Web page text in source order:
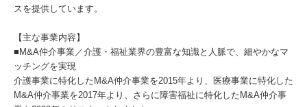
スを提供しています。
【主な事業内容】
■M&A仲介事業／介護・福祉業界の豊富な知識と人脈で、細やかなマ
ッチングを実現
介護事業に特化したM&A仲介事業を2015年より、医療事業に特化した
M&A仲介事業を2017年より、さらに障害福祉に特化したM&A仲介事